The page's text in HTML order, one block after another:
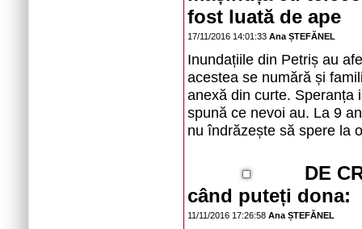
fost luată de ape
17/11/2016 14:01:33 Ana ȘTEFĂNEL
Inundațiile din Petriș au
acestea se numără și
anexă din curte. Speranța
spună ce nevoi au. La 9
nu îndrăzește să spere la
DE
când puteți dona:
11/11/2016 17:26:58 Ana ȘTEFĂNEL